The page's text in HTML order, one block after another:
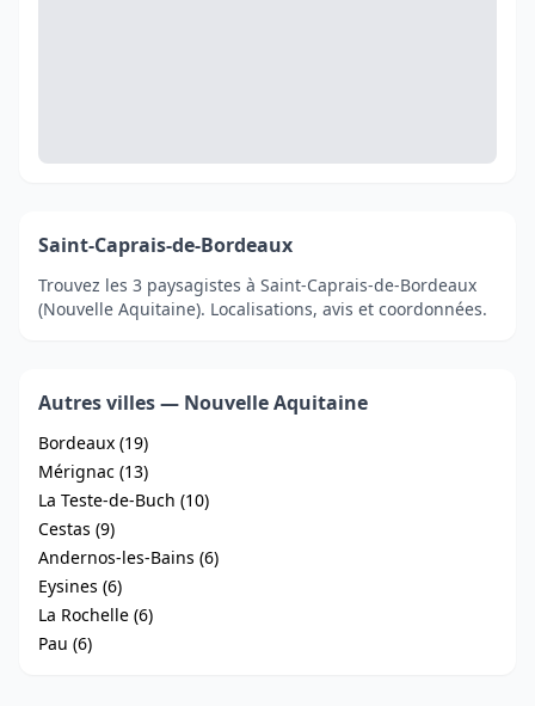
Saint-Caprais-de-Bordeaux
Trouvez les 3 paysagistes à Saint-Caprais-de-Bordeaux
(Nouvelle Aquitaine). Localisations, avis et coordonnées.
Autres villes — Nouvelle Aquitaine
Bordeaux (19)
Mérignac (13)
La Teste-de-Buch (10)
Cestas (9)
Andernos-les-Bains (6)
Eysines (6)
La Rochelle (6)
Pau (6)